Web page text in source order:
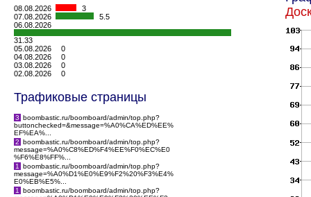
08.08.2026
3
07.08.2026
5.5
06.08.2026
31.33
05.08.2026
0
04.08.2026
0
03.08.2026
0
02.08.2026
0
Трафиковые страницы
3 boombastic.ru/boomboard/admin/top.php?
buttonchecked=&message=%A0%CA%ED%EE%
EF%EA%...
2 boombastic.ru/boomboard/admin/top.php?
message=%A0%C8%ED%F4%EE%F0%EC%E0
%F6%E8%FF%...
1
boombastic.ru/boomboard/admin/top.php?
message=%A0%D1%E0%E9%F2%20%F3%E4%
E0%EB%E5%...
1
boombastic.ru/boomboard/admin/top.php?